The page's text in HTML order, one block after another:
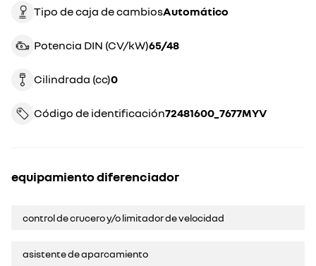
Tipo de caja de cambios automático
Potencia DIN (CV/kW) 65/48
Cilindrada (cc)0
Código de identificación 72481600_7677MYV
equipamiento diferenciador
control de crucero y/o limitador de velocidad
asistente de aparcamiento